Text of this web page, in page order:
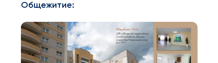
Общежитие: